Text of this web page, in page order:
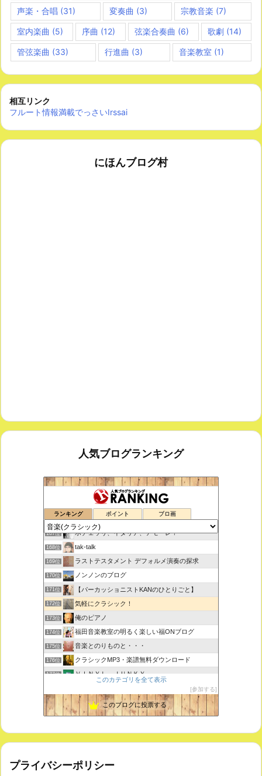
声楽・合唱 (31) 変奏曲 (3) 宗教音楽 (7)
室内楽曲 (5) 序曲 (12) 弦楽合奏曲 (6) 歌劇(14)
管弦楽曲 (33) 行進曲 (3) 音楽教室 (1)
相互リンク
フルート情報満載でっさいIrssai
にほんブログ村
人気ブログランキング
ランキング ポイント ブロ画
思えば遠くへ来たもんだ
166位 室内楽コンサート・レッスンいたします
167位 ボチェッリ、イタリア、アモーレ！
168位 tak-talk
169位 ラストテスタメント デフォルメ演奏の探求
170位 ノンノンのブログ
171位 【パーカッショニストKANのひとりごと】
172位 気軽にクラシック！
173位 俺のピアノ
174位 福田音楽教室の明るく楽しい福ONブログ
175位 音楽とのりものと・・・
176位 クラシックMP3・楽譜無料ダウンロード
177位 ＶＩＮＹＬ ＪＵＮＫＹ
179位 未来の音楽研究所 音楽哲学・思想 平林 遼
このカテゴリを全て表示
参加する
このブログに投票する
プライバシーポリシー